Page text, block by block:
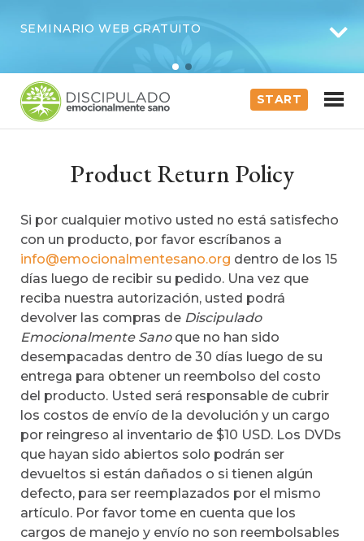
SEMINARIO WEB GRATUITO
START
Product Return Policy
Si por cualquier motivo usted no está satisfecho
con un producto, por favor escríbanos a
info@emocionalmentesano.org dentro de los 15
días luego de recibir su pedido. Una vez que
reciba nuestra autorización, usted podrá
devolver las compras de Discipulado
Emocionalmente Sano que no han sido
desempacadas dentro de 30 días luego de su
entrega para obtener un reembolso del costo
del producto. Usted será responsable de cubrir
los costos de envío de la devolución y un cargo
por reingreso al inventario de $10 USD. Los DVDs
que hayan sido abiertos solo podrán ser
devueltos si están dañados o si tienen algún
defecto, para ser reemplazados por el mismo
artículo. Por favor tome en cuenta que los
cargos de manejo y envío no son reembolsables